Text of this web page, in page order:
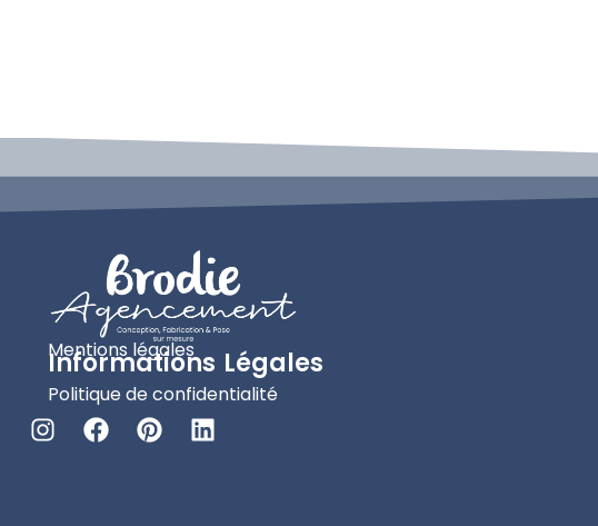
Informations Légales
Mentions légales
Politique de confidentialité